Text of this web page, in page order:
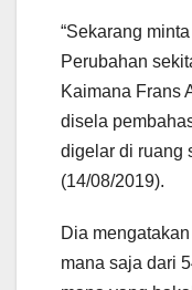
“Sekarang
Perubahan
Kaimana Frans
disela
digelar di ruang
(14/08/2019).
Dia
mana saja dari